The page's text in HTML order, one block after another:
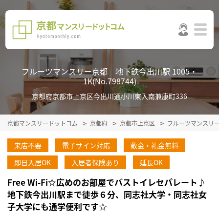
フルーツマンスリー京都 地下鉄今出川駅 1005・
1K(No.798744)
京都府京都市上京区今出川通小川東入南兼康町336
京都マンスリードットコム 京都府 京都市上京区 フルーツマンスリ
来店不要 電子サイン対応
敷金・礼金無料
即日入居OK
入居者保険あり 延長OK
Free Wi-Fi☆広めのお部屋でバストイレセパレート♪
地下鉄今出川駅まで徒歩６分、同志社大学・同志社女
子大学にも通学便利です☆